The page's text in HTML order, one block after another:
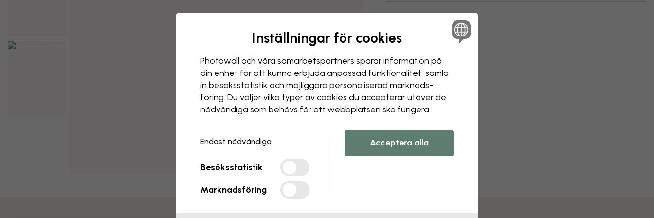
Inställningar för cookies
Photowall och våra samarbets­partners sparar information på
din enhet för att kunna erbjuda anpassad funktionalitet, samla
in besöks­statistik och möjliggöra personaliserad marknads­
föring. Du väljer vilka typer av cookies du accepterar utöver de
nödvändiga som behövs för att webbplatsen ska fungera.
Endast nödvändiga
Besöksstatistik
Marknadsföring
Acceptera alla